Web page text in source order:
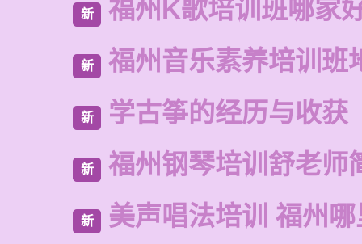
新 福州K歌培训班哪家
新 福州音乐素养培训班
新 学古筝的经历与收获
新 福州钢琴培训舒老师
新 美声唱法培训 福州